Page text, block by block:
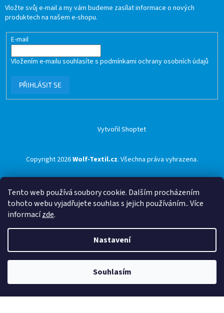
Tento web používá soubory cookie. Dalším procházením
tohoto webu vyjadřujete souhlas s jejich používáním.. Více
informacízde.
Nastavení
Souhlasím
Vložte svůj e-mail a my vám budeme zasílat informace o nových
produktech na našem e-shopu.
E-mail
Vložením e-mailu souhlasíte s podmínkami ochrany osobních údajů
PŘIHLÁSIT SE
Vytvořil Shoptet
Copyright 2026Wolf-Textil.cz. Všechna práva vyhrazena.